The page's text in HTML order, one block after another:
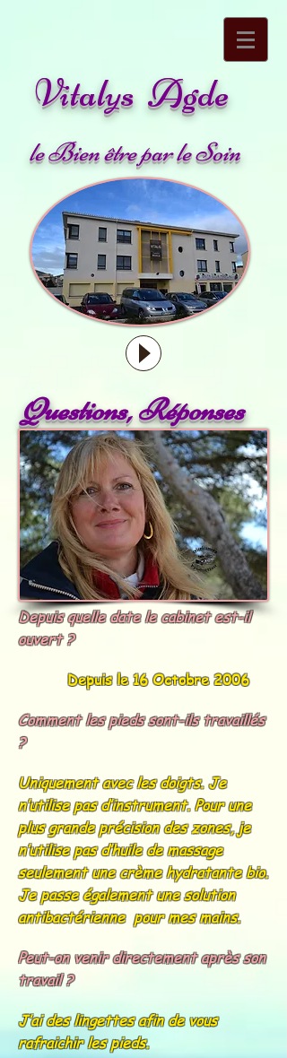
Vitalys Agde
le Bien être par le Soin
Questions, Réponses
Depuis quelle date le cabinet est-il
ouvert ?
Depuis le 16 Octobre 2006
Comment les pieds sont-ils travaillés
?
Uniquement avec les doigts. Je
n’utilise pas d’instrument. Pour une
plus grande précision des zones, je
n’utilise pas d’huile de massage
seulement une crème hydratante bio.
Je passe également une solution
antibactérienne pour mes mains.
Peut-on venir directement après son
travail ?
J’ai des lingettes afin de vous
rafraichir les pieds.